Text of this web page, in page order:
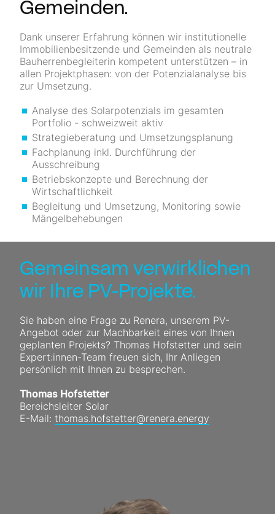
Gemeinden.
Dank unserer Erfahrung können wir institutionelle
Immobilienbesitzende und Gemeinden als neutrale
Bauherrenbegleiterin kompetent unterstützen – in
allen Projektphasen: von der Potenzialanalyse bis
zur Umsetzung.
Analyse des Solarpotenzials im gesamten
Portfolio - schweizweit aktiv
Strategieberatung und Umsetzungsplanung
Fachplanung inkl. Durchführung der
Ausschreibung
Betriebskonzepte und Berechnung der
Wirtschaftlichkeit
Begleitung und Umsetzung, Monitoring sowie
Mängelbehebungen
Gemeinsam verwirklichen
wir Ihre PV-Projekte.
Sie haben eine Frage zu Renera, unserem PV-
Angebot oder zur Machbarkeit eines von Ihnen
geplanten Projekts? Thomas Hofstetter und sein
Expert:innen-Team freuen sich, Ihr Anliegen
persönlich mit Ihnen zu besprechen.
Thomas Hofstetter
Bereichsleiter Solar
E-Mail: th m s h fst tt r r n r n rgy